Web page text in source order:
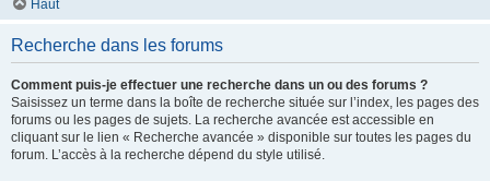
Haut
Recherche dans les forums
Comment puis-je effectuer une recherche dans un ou des forums ?
Saisissez un terme dans la boîte de recherche située sur l’index, les pages des
forums ou les pages de sujets. La recherche avancée est accessible en
cliquant sur le lien « Recherche avancée » disponible sur toutes les pages du
forum. L’accès à la recherche dépend du style utilisé.